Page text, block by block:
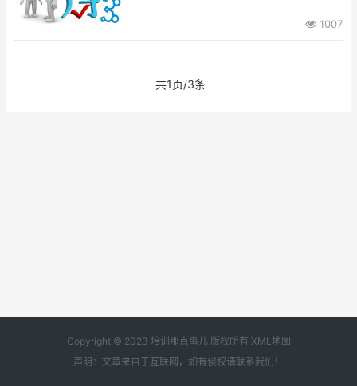
1007
共1页/3条
Copyright © 2023 培训那点事儿 版权所有 XML地图
声明：文章来自于互联网，如有侵权请联系我们 ！